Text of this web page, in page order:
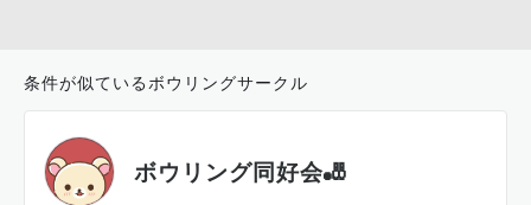
条件が似ているボウリングサークル
ボウリング同好会🎳